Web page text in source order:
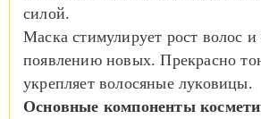
силой.
Маска стимулирует рост волос и
появлению новых. Прекрасно
укрепляет волосяные луковицы.
Основные компоненты